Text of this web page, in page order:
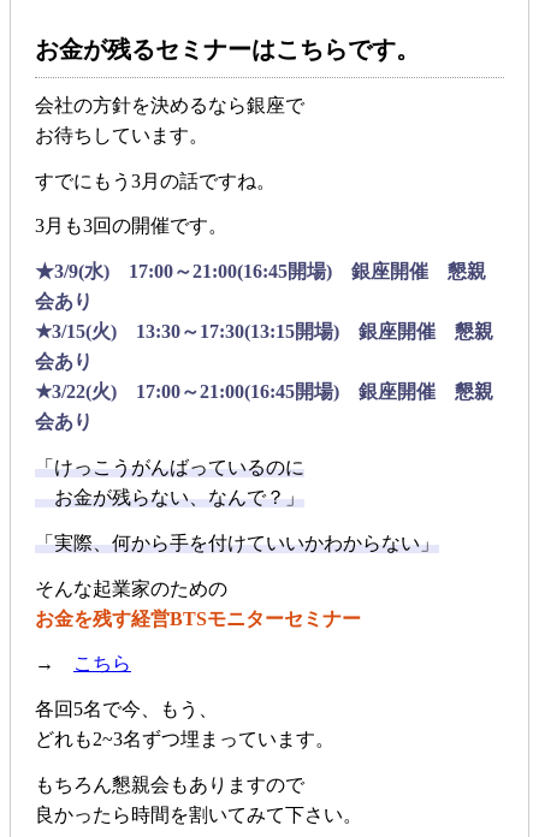
お金が残るセミナーはこちらです。
会社の方針を決めるなら銀座で
お待ちしています。
すでにもう3月の話ですね。
3月も3回の開催です。
★3/9(水) 17:00～21:00(16:45開場) 銀座開催 懇親
会あり
★3/15(火) 13:30～17:30(13:15開場) 銀座開催 懇親
会あり
★3/22(火) 17:00～21:00(16:45開場) 銀座開催 懇親
会あり
「けっこうがんばっているのに
お金が残らない、なんで？」
「実際、何から手を付けていいかわからない」
そんな起業家のための
お金を残す経営BTSモニターセミナー
→ こちら
各回5名で今、もう、
どれも2~3名ずつ埋まっています。
もちろん懇親会もありますので
良かったら時間を割いてみて下さい。